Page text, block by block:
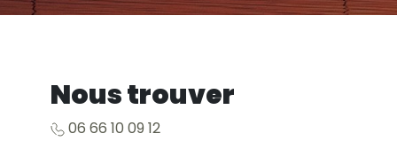
Nous trouver
06 66 10 09 12